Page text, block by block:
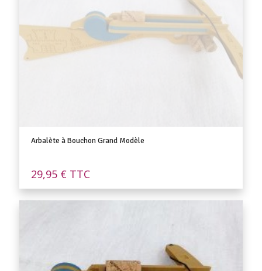
Arbalète à Bouchon Grand Modèle
29,95 € TTC